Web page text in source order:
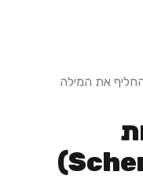
את המילה